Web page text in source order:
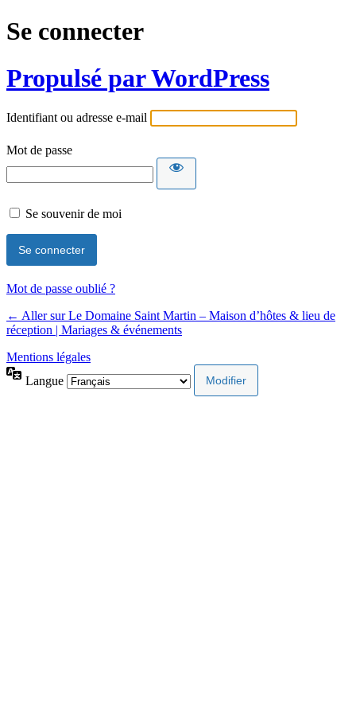
Se connecter
Propulsé par WordPress
Identifiant ou adresse e-mail
Mot de passe
Se souvenir de moi
Mot de passe oublié ?
← Aller sur Le Domaine Saint Martin – Maison d’hôtes & lieu de
réception | Mariages & événements
Mentions légales
Langue